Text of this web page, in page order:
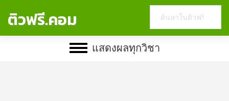
ติวฟรี.คอม
website
แสดงผลทุกวิชา